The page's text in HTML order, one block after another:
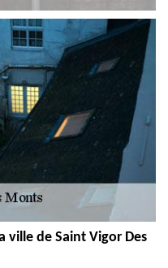
ville de Saint Vigor Des